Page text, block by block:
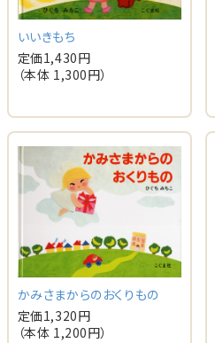
いいきもち
定価1,430円
（本体 1,300円）
かみさまからのおくりもの
定価1,320円
（本体 1,200円）